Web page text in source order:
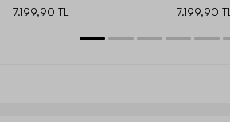
7.199,90 TL
7.199,90 TL